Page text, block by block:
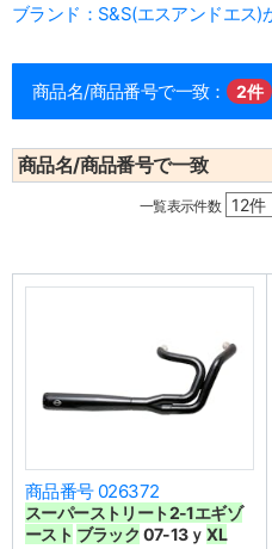
ブランド：S&S(エスアンドエス)
商品名/商品番号で一致： 2件
商品名/商品番号で一致
一覧表示件数
商品番号 026372
スーパーストリート2-1エギゾ
ースト ブラック 07-13ｙXL